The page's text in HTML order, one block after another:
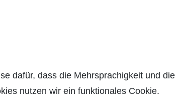
dafür, dass die Mehrsprachigkeit und die
nutzen wir ein funktionales Cookie.